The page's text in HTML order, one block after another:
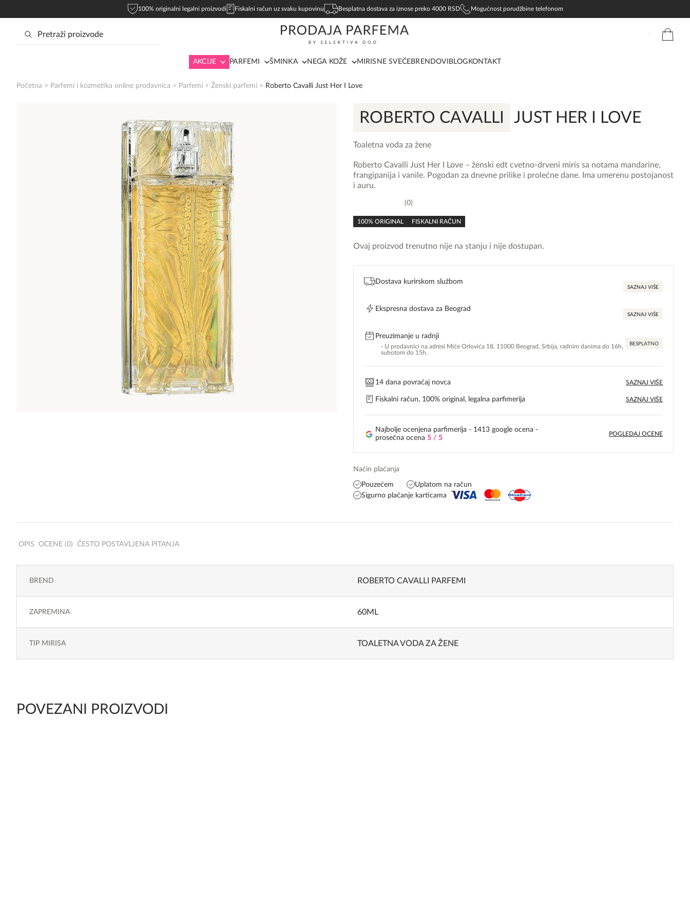
100% originalni legalni proizvodi Fiskalni račun uz svaku kupovinu Besplatna dostava za iznose preko 4000 RSD Mogućnost porudžbine telefonom
AKCIJE PARFEMI ŠMINKA NEGA KOŽE MIRISNE SVEĆEBRENDOVI BLOG KONTAKT
Početna > Parfemi i kozmetika online prodavnica > Parfemi > Ženski parfemi > Roberto Cavalli Just Her I Love
ROBERTO CAVALLI JUST HER I LOVE
Toaletna voda za žene
rating
0
100% ORIGINAL FISKALNI RAČUN
Roberto Cavalli Just Her I Love – ženski edt cvetno-drveni miris sa notama mandarine,
frangipanija i vanile. Pogodan za dnevne prilike i prolećne dane. Ima umerenu postojanost
i auru.
Ovaj proizvod trenutno nije na stanju i nije dostupan.
Dostava kurirskom službom
SAZNAJ VIŠE
Ekspresna dostava za Beograd
SAZNAJ VIŠE
Preuzimanje u radnji
- U prodavnici na adresi Miće Orlovića 18, 11000 Beograd, Srbija, radnim danima do 16h,
subotom do 15h.
BESPLATNO
14 dana povraćaj novca SAZNAJ VIŠE
Fiskalni račun, 100% original, legalna parfimerija SAZNAJ VIŠE
Najbolje ocenjena parfimerija - 1413 google ocena -
prosečna ocena 5 / 5
POGLEDAJ OCENE
Način plaćanja
Pouzećem
Uplatom na račun
Sigurno plaćanje karticama
OPIS OCENE (0) ČESTO POSTAVLJENA PITANJA
BREND ROBERTO CAVALLI PARFEMI
ZAPREMINA 60ML
TIP MIRISA TOALETNA VODA ZA ŽENE
POVEZANI PROIZVODI